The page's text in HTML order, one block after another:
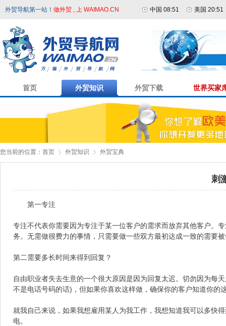
外贸导航第一站！ 做外贸 , 上 WAIMAO.CN 中国 08:51 美国 20:51
首页 外贸知识 外贸下载 世界买家
您当前的位置： 首页 外贸知识 外贸宝典
刺
第一专注
专注不代表你需要因为专注于某一位客户的需求而放弃其他客户。
务。无需做很费力的事情，只需要做一些双方最初达成一致的需要
第二需要多长时间来得到回复？
自由职业者失去生意的一个很大原因是因为回复太迟。切勿因为每
不是电话号码的话) ，但如果你喜欢这样做，确保你的客户知道你的
就我自己来说，如果我想雇用某人为我工作，我想知道我可以多快
电。